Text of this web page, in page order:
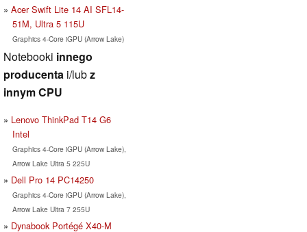
Acer Swift Lite 14 AI SFL14-
51M, Ultra 5 115U
Graphics 4-Core iGPU (Arrow Lake)
Notebooki innego
producenta i/lubz
innym CPU
Lenovo ThinkPad T14 G6
Intel
Graphics 4-Core iGPU (Arrow Lake),
Arrow Lake Ultra 5 225U
Dell Pro 14 PC14250
Graphics 4-Core iGPU (Arrow Lake),
Arrow Lake Ultra 7 255U
Dynabook Portégé X40-M